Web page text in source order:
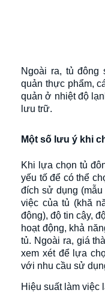
Ngoài ra, tủ
quản thực phẩm,
quản ở nhiệt độ
lưu trữ.
Một số lưu ý khi
Khi lựa chọn tủ
yếu tố để có thể
đích sử dụng
việc của tủ (khă
động), độ tin cậy,
hoạt động, khả
tủ. Ngoài ra, giá
xem xét để lựa
với nhu cầu sử
Hiệu suất làm việc